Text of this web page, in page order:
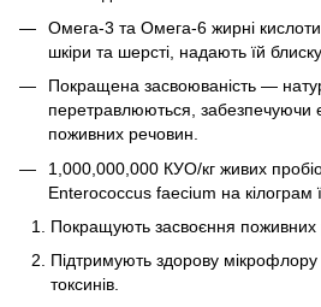
Омега-3 та Омега-6 жирні
шкіри та шерсті, надають їй
Покращена засвоюваність —
перетравлюються, забезпечуючи
поживних речовин.
1,000,000,000 КУО/кг живих
Enterococcus faecium на кілограм
Покращують засвоєння поживних
Підтримують здорову
токсинів.